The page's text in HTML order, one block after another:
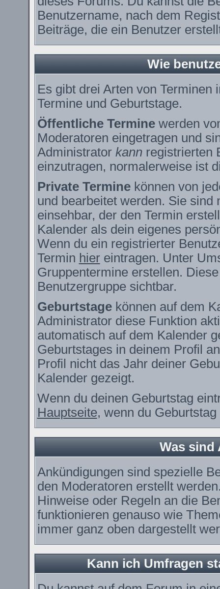
Benutzername, nach dem
Beiträge, die ein Benutzer
Wie
Es gibt drei Arten von Terminen
Termine und Geburtstage.
Öffentliche Terminewerden
Moderatoren eingetragen und
Administrator kannregistrierten
einzutragen, normalerweise ist
Private Terminekönnen von
und bearbeitet werden. Sie
einsehbar, der den Termin
Kalender als dein eigenes
Wenn du ein registrierter
Termin hiereintragen. Unter
Gruppentermine erstellen.
Benutzergruppe sichtbar.
Geburtstagekönnen auf dem
Administrator diese Funktion
automatisch auf dem Kalender
Geburtstages in deinem Profil
Profil nicht das Jahr deiner
Kalender gezeigt.
Wenn du deinen Geburtstag
Hauptseite, wenn du Geburtstag
Was sind
Ankündigungen sind spezielle
den Moderatoren erstellt
Hinweise oder Regeln an die
funktionieren genauso wie
immer ganz oben dargestellt
Kann ich Umfragen